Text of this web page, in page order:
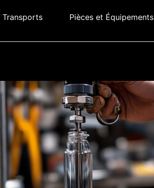
Transports Pièces et Équipements